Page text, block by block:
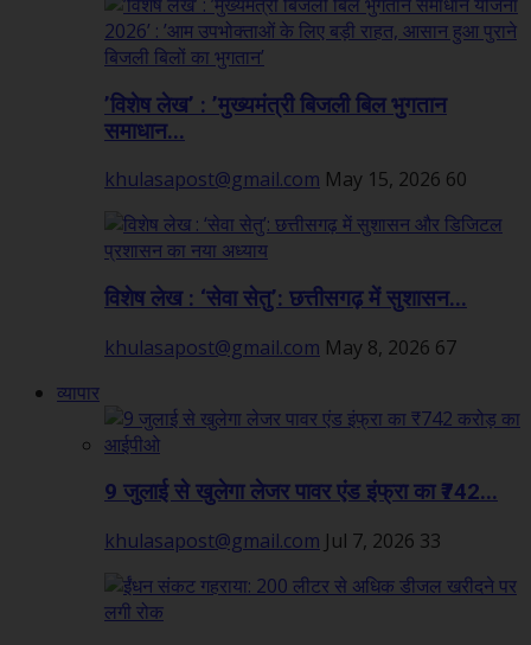
’विशेष लेख’ : ’मुख्यमंत्री बिजली बिल भुगतान
समाधान...
khulasapost@gmail.com May 15, 2026 60
विशेष लेख : ‘सेवा सेतु’: छत्तीसगढ़ में सुशासन...
khulasapost@gmail.com May 8, 2026 67
व्यापार
9 जुलाई से खुलेगा लेजर पावर एंड इंफ्रा का ₹742...
khulasapost@gmail.com Jul 7, 2026 33